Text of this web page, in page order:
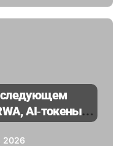
следующем
AI‑токены,
ротации
2026